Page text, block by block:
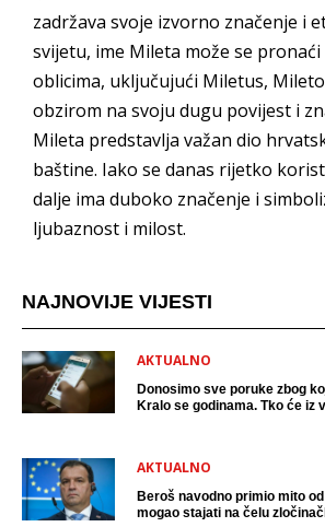
zadržava svoje izvorno značenje i
svijetu, ime Mileta može se
oblicima, uključujući Miletus,
obzirom na svoju dugu povijest i
Mileta predstavlja važan dio
baštine. Iako se danas rijetko
dalje ima duboko značenje i
ljubaznost i milost.
NAJNOVIJE VIJESTI
AKTUALNO
Donosimo sve poruke zbog
Kralo se godinama. Tko će iz
AKTUALNO
Beroš navodno primio mito
mogao stajati na čelu